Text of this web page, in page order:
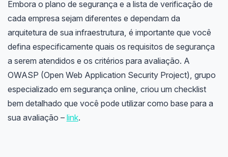
Embora o plano de segurança e a lista de verificação de
cada empresa sejam diferentes e dependam da
arquitetura de sua infraestrutura, é importante que você
defina especificamente quais os requisitos de segurança
a serem atendidos e os critérios para avaliação. A
OWASP (Open Web Application Security Project), grupo
especializado em segurança online, criou um checklist
bem detalhado que você pode utilizar como base para a
sua avaliação – link.